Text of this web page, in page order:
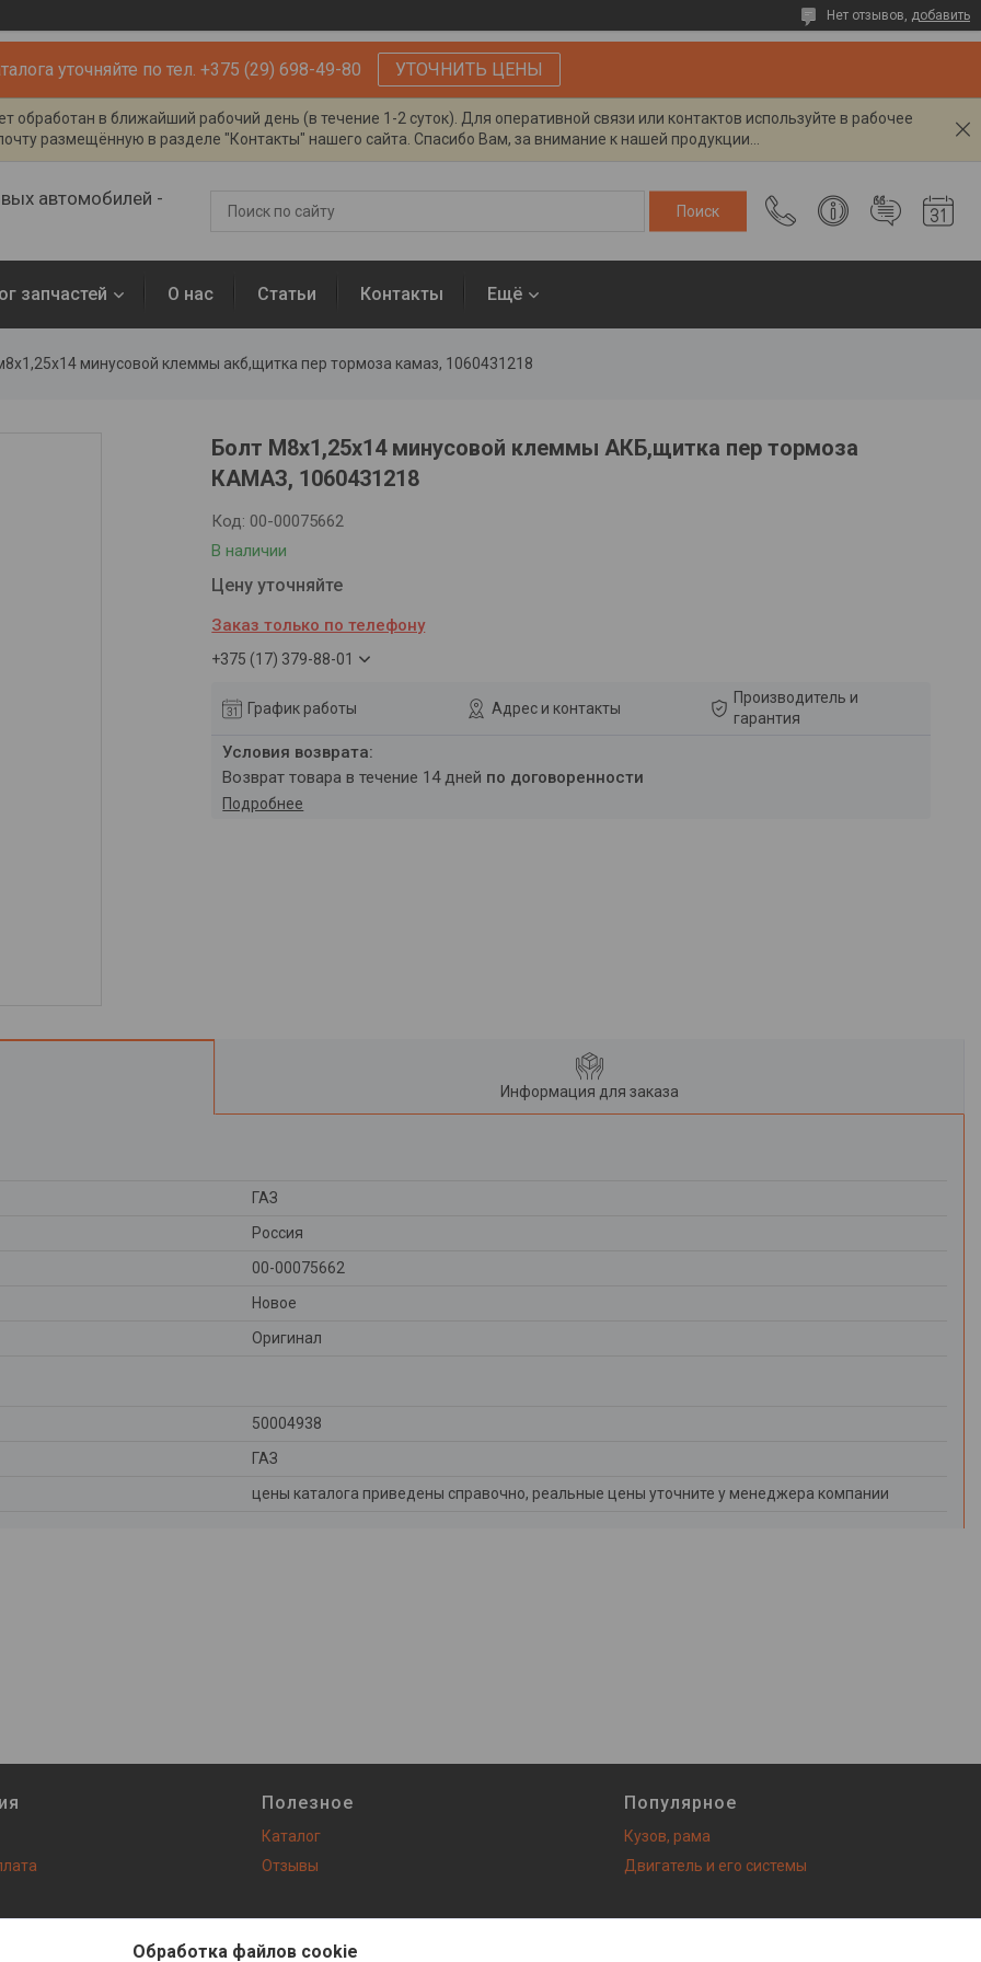
Нет отзывов, добавить
уточняйте по тел. +375 (29) 698-49-80 УТОЧНИТЬ ЦЕНЫ
обработан в ближайший рабочий день (в течение 1-2 суток). Для оперативной связи или контактов используйте в рабочее
размещённую в разделе "Контакты" нашего сайта. Спасибо Вам, за внимание к нашей продукции...
автомобилей -
запчастей О нас Статьи Контакты Ещё
минусовой клеммы акб,щитка пер тормоза камаз, 1060431218
Болт М8х1,25х14 минусовой клеммы АКБ,щитка пер тормоза
КАМАЗ, 1060431218
В наличии
Код: 00-00075662
Цену уточняйте
Заказ только по телефону
+375 (17) 379-88-01
График работы Адрес и контакты
Производитель и
гарантия
возврат товара в течение 14 дней по договоренности
Подробнее
Информация для заказа
ГАЗ
Россия
00-00075662
Новое
Оригинал
50004938
ГАЗ
цены каталога приведены справочно, реальные цены уточните у менеджера компании
Полезное
Каталог
Отзывы
Популярное
Кузов, рама
Двигатель и его системы
Сайт создан на платформе Deal.by
Политика обработки файлов cookies
Обработка файлов cookie